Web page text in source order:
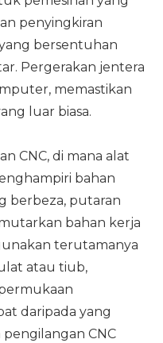
penyingkiran
bersentuhan
Pergerakan jentera
memastikan
luar biasa.
CNC, di mana alat
bahan
berbeza, putaran
bahan kerja
terutamanya
atau tiub,
daripada yang
CNC